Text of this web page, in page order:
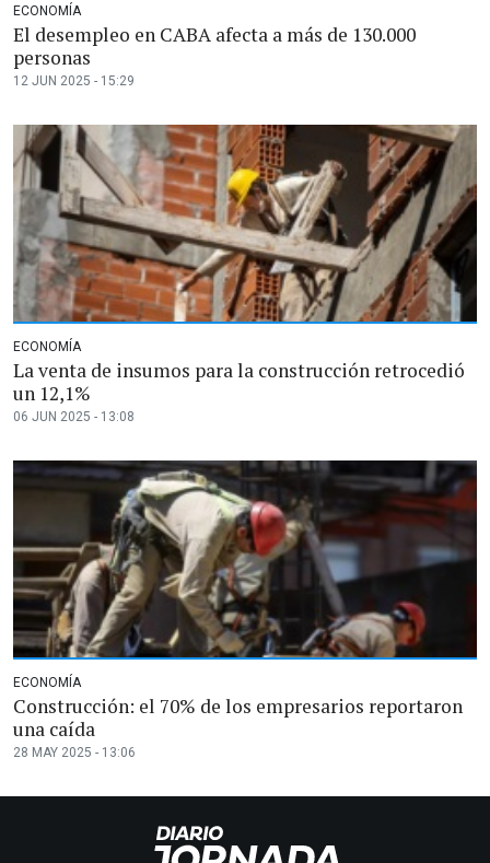
ECONOMÍA
El desempleo en CABA afecta a más de 130.000
personas
12 JUN 2025 - 15:29
ECONOMÍA
La venta de insumos para la construcción retrocedió
un 12,1%
06 JUN 2025 - 13:08
ECONOMÍA
Construcción: el 70% de los empresarios reportaron
una caída
28 MAY 2025 - 13:06